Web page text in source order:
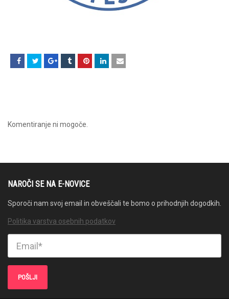
Komentiranje ni mogoče.
NAROČI SE NA E-NOVICE
Sporoči nam svoj email in obveščali te bomo o prihodnjih dogodkih.
Politika varstva osebnih podatkov